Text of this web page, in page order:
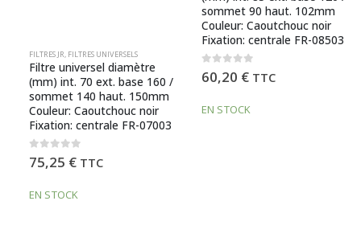
FILTRES JR,FILTRES UNIVERSELS
Filtre universel diamètre
(mm) int. 70 ext. base 160 /
sommet 140 haut. 150mm
Couleur: Caoutchouc noir
Fixation: centrale FR-07003
out of 5
75,25€ TTC
EN STOCK
sommet 90 haut. 102mm
Couleur: Caoutchouc noir
Fixation: centrale FR-08503
out of 5
60,20€ TTC
EN STOCK